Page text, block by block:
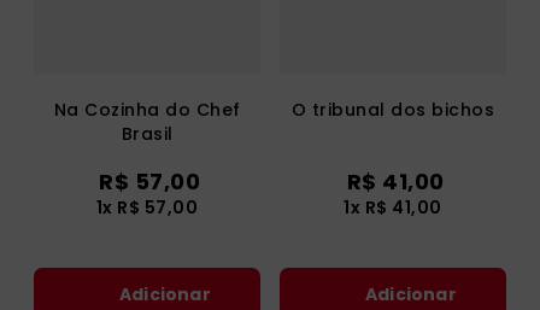
Na Cozinha do Chef
Brasil
R$ 57,00
1x R$ 57,00
Adicionar
O tribunal dos bichos
R$ 41,00
1x R$ 41,00
Adicionar